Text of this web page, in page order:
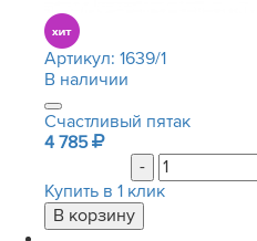
Артикул: 1639/1
В наличии
Счастливый пятак
4 785
-
Купить в 1 клик